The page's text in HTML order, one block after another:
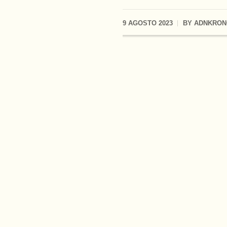
9 AGOSTO 2023 BY